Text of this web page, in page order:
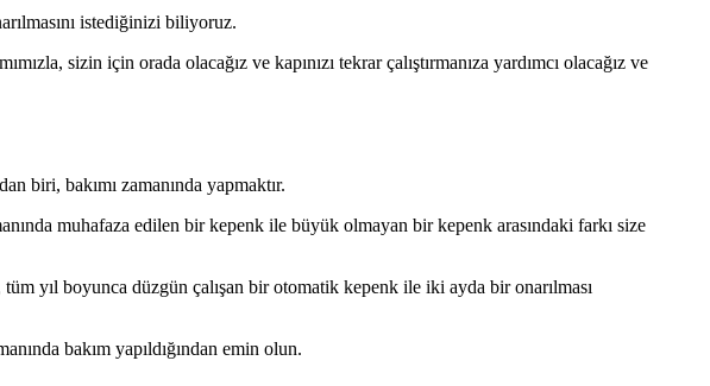
istediğinizi biliyoruz.
sizin için orada olacağız ve kapınızı tekrar çalıştırmanıza yardımcı olacağız ve
biri, bakımı zamanında yapmaktır.
muhafaza edilen bir kepenk ile büyük olmayan bir kepenk arasındaki farkı size
yıl boyunca düzgün çalışan bir otomatik kepenk ile iki ayda bir onarılması
bakım yapıldığından emin olun.